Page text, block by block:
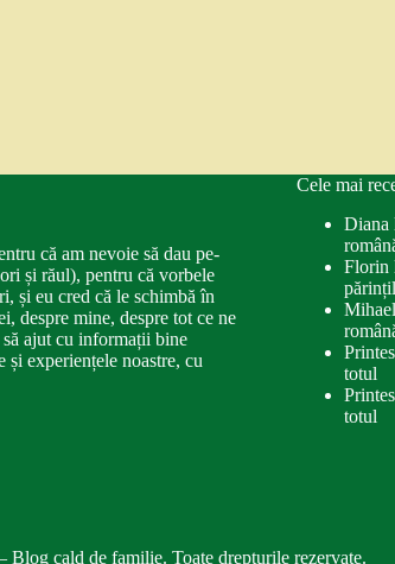
că am nevoie să dau pe-
și răul), pentru că vorbele
și eu cred că le schimbă în
despre mine, despre tot ce ne
ajut cu informații bine
și experiențele noastre, cu
Cele mai
Diana
Florin
totul
totul
cald de familie. Toate drepturile rezervate.